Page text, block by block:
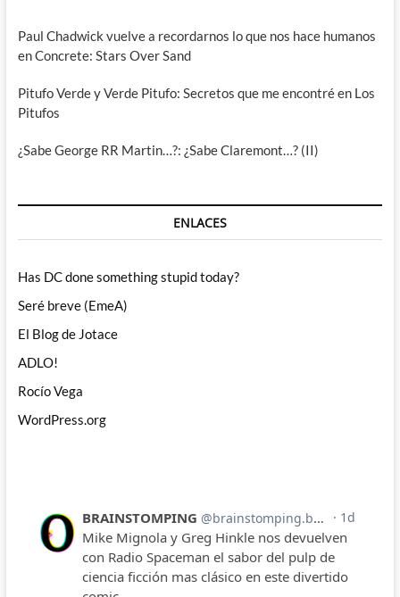
Paul Chadwick vuelve a recordarnos lo que nos hace humanos
en Concrete: Stars Over Sand
Pitufo Verde y Verde Pitufo: Secretos que me encontré en Los
Pitufos
¿Sabe George RR Martin…?: ¿Sabe Claremont…? (II)
ENLACES
Has DC done something stupid today?
Seré breve (EmeA)
El Blog de Jotace
ADLO!
Rocío Vega
WordPress.org